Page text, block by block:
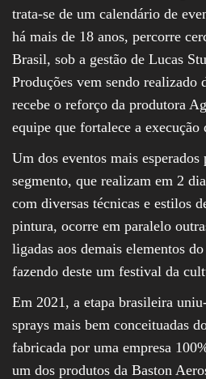
trata-se de um calendário de
há mais de 18 anos, percorre
Brasil, sob a gestão de Lucas
Produções vem sendo realizado
recebe o reforço da produtora
equipe que fortalece a execução
Um dos eventos mais esperados
segmento, que realizam em 2
com diversas técnicas e estilos
pintura, ocorre em paralelo
ligadas aos demais elementos
fazendo deste um festival da
Em 2021, a etapa brasileira
sprays mais bem conceituadas
fabricada por uma empresa
um dos produtos da Baston